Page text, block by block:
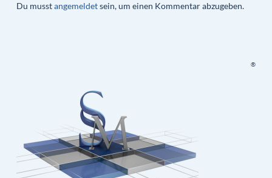
Du musstangemeldetsein, um einen Kommentar abzugeben.
®